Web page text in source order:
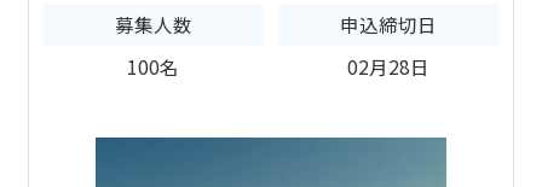
募集人数
100名
申込締切日
02月28日